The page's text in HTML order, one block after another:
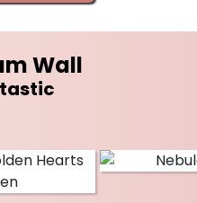
Wall